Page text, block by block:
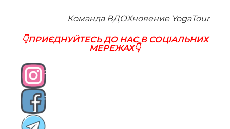
Команда ВДОХновение YogaTour
👇ПРИЄДНУЙТЕСЬ ДО НАС В СОЦІАЛЬНИХ
МЕРЕЖАХ👇